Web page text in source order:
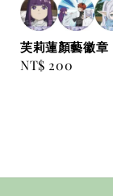
芙莉蓮顏藝徽章
Regular
NT$ 200